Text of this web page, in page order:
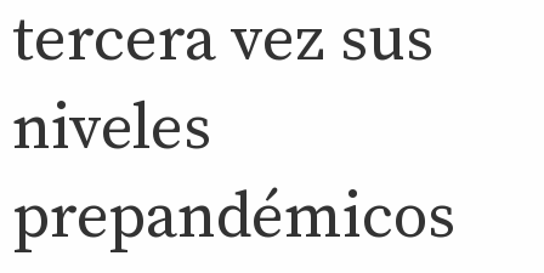
tercera vez sus
niveles
prepandémicos